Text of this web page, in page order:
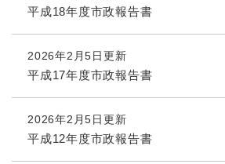
平成18年度市政報告書
2026年2月5日更新
平成17年度市政報告書
2026年2月5日更新
平成12年度市政報告書